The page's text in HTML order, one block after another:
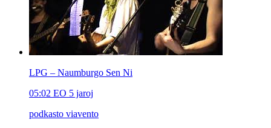
LPG – Naumburgo Sen Ni
05:02 EO 5 jaroj
podkasto viavento